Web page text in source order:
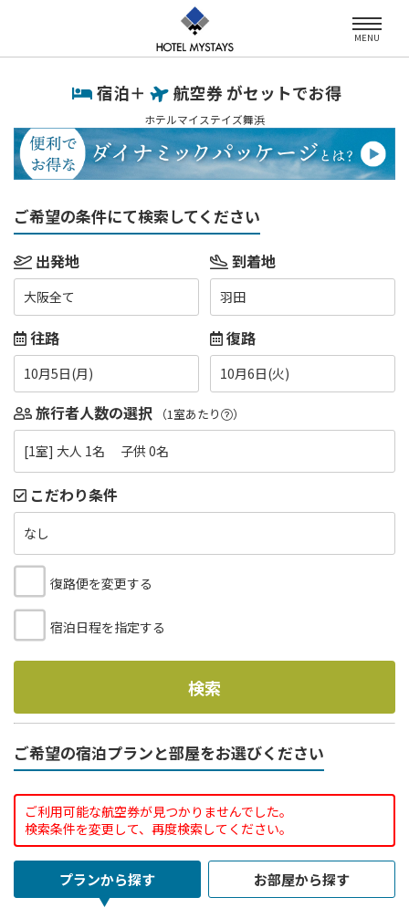
MENU
宿泊＋ 航空券 がセットでお得
ホテルマイステイズ舞浜
ご希望の条件にて検索してください
出発地
大阪全て
到着地
羽田
往路
10月5日(月)
復路
10月6日(火)
旅行者人数の選択 （1室あたり ）
[1室] 大人 1名 子供 0名
こだわり条件
なし
復路便を変更する
宿泊日程を指定する
検索
ご希望の宿泊プランと部屋をお選びください
ご利用可能な航空券が見つかりませんでした。
検索条件を変更して、再度検索してください。
プランから探す お部屋から探す